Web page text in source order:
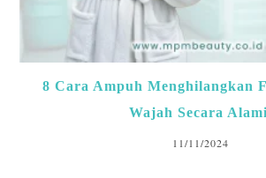
8 Cara Ampuh Menghilangkan
Wajah Secara Alami
11/11/2024